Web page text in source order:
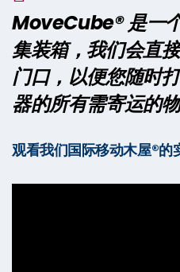
MoveCube® 是一
集装箱，我们会直
门口，以便您随时
器的所有需寄运的物
观看我们国际移动木屋®的